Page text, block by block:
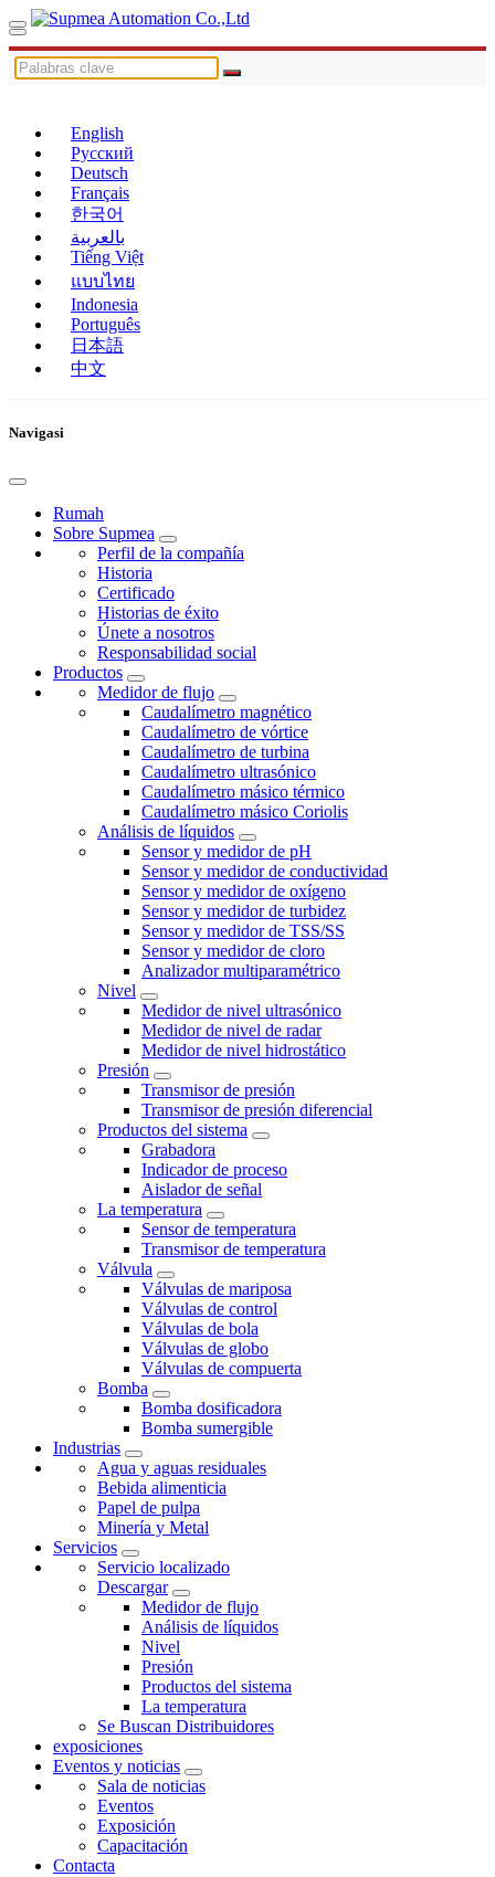
English
Русский
Deutsch
Français
한국어
بالعربية
Tiếng Việt
แบบไทย
Indonesia
Português
日本語
中文
Navigasi
Rumah
Sobre Supmea
Perfil de la compañía
Historia
Certificado
Historias de éxito
Únete a nosotros
Responsabilidad social
Productos
Medidor de flujo
Caudalímetro magnético
Caudalímetro de vórtice
Caudalímetro de turbina
Caudalímetro ultrasónico
Caudalímetro másico térmico
Caudalímetro másico Coriolis
Análisis de líquidos
Sensor y medidor de pH
Sensor y medidor de conductividad
Sensor y medidor de oxígeno
Sensor y medidor de turbidez
Sensor y medidor de TSS/SS
Sensor y medidor de cloro
Analizador multiparamétrico
Nivel
Medidor de nivel ultrasónico
Medidor de nivel de radar
Medidor de nivel hidrostático
Presión
Transmisor de presión
Transmisor de presión diferencial
Productos del sistema
Grabadora
Indicador de proceso
Aislador de señal
La temperatura
Sensor de temperatura
Transmisor de temperatura
Válvula
Válvulas de mariposa
Válvulas de control
Válvulas de bola
Válvulas de globo
Válvulas de compuerta
Bomba
Bomba dosificadora
Bomba sumergible
Industrias
Agua y aguas residuales
Bebida alimenticia
Papel de pulpa
Minería y Metal
Servicios
Servicio localizado
Descargar
Medidor de flujo
Análisis de líquidos
Nivel
Presión
Productos del sistema
La temperatura
Se Buscan Distribuidores
exposiciones
Eventos y noticias
Sala de noticias
Eventos
Exposición
Capacitación
Contacta